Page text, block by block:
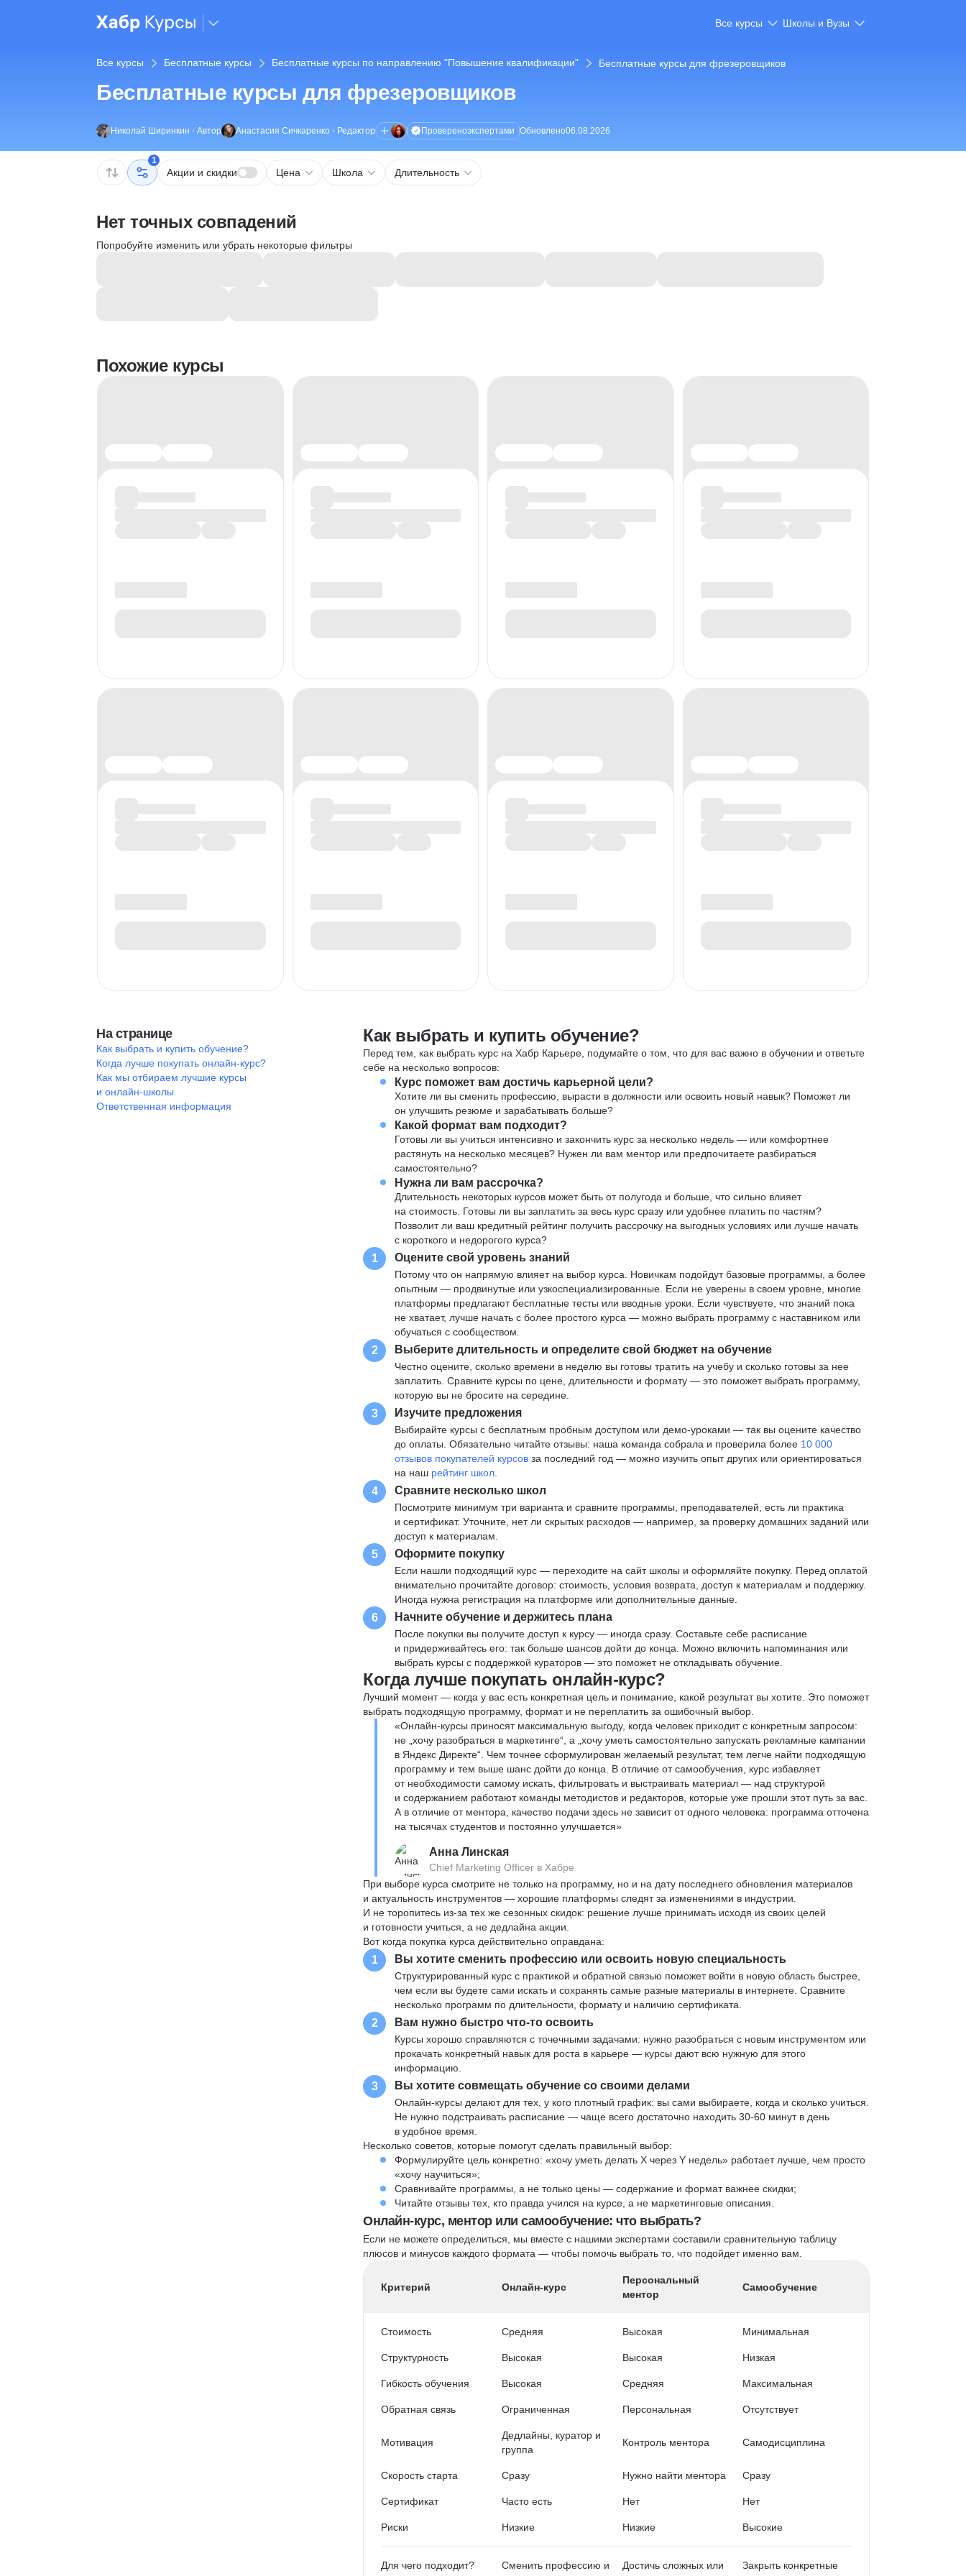
Все курсы Школы и Вузы
Все курсы Бесплатные курсы Бесплатные курсы по направлению "Повышение квалификации" Бесплатные курсы для фрезеровщиков
Бесплатные курсы для фрезеровщиков
Николай Ширинкин • Автор Анастасия Сичкаренко • Редактор Провереноэкспертами Обновлено06.08.2026
1
Акции и скидки Цена Школа Длительность
Нет точных совпадений
Попробуйте изменить или убрать некоторые фильтры
Похожие курсы
На странице
Как выбрать и купить обучение?
Когда лучше покупать онлайн-курс?
Как мы отбираем лучшие курсы
и онлайн-школы
Ответственная информация
Как выбрать и купить обучение?
Перед тем, как выбрать курс на Хабр Карьере, подумайте о том, что для вас важно в обучении и ответьте
себе на несколько вопросов:
Курс поможет вам достичь карьерной цели?
Хотите ли вы сменить профессию, вырасти в должности или освоить новый навык? Поможет ли
он улучшить резюме и зарабатывать больше?
Какой формат вам подходит?
Готовы ли вы учиться интенсивно и закончить курс за несколько недель — или комфортнее
растянуть на несколько месяцев? Нужен ли вам ментор или предпочитаете разбираться
самостоятельно?
Нужна ли вам рассрочка?
Длительность некоторых курсов может быть от полугода и больше, что сильно влияет
на стоимость. Готовы ли вы заплатить за весь курс сразу или удобнее платить по частям?
Позволит ли ваш кредитный рейтинг получить рассрочку на выгодных условиях или лучше начать
с короткого и недорогого курса?
1 Оцените свой уровень знаний
Потому что он напрямую влияет на выбор курса. Новичкам подойдут базовые программы, а более
опытным — продвинутые или узкоспециализированные. Если не уверены в своем уровне, многие
платформы предлагают бесплатные тесты или вводные уроки. Если чувствуете, что знаний пока
не хватает, лучше начать с более простого курса — можно выбрать программу с наставником или
обучаться с сообществом.
2 Выберите длительность и определите свой бюджет на обучение
Честно оцените, сколько времени в неделю вы готовы тратить на учебу и сколько готовы за нее
заплатить. Сравните курсы по цене, длительности и формату — это поможет выбрать программу,
которую вы не бросите на середине.
3 Изучите предложения
Выбирайте курсы с бесплатным пробным доступом или демо-уроками — так вы оцените качество
до оплаты. Обязательно читайте отзывы: наша команда собрала и проверила более 10 000
отзывов покупателей курсовза последний год — можно изучить опыт других или ориентироваться
на наш рейтинг школ
4 Сравните несколько школ
Посмотрите минимум три варианта и сравните программы, преподавателей, есть ли практика
и сертификат. Уточните, нет ли скрытых расходов — например, за проверку домашних заданий или
доступ к материалам.
5 Оформите покупку
Если нашли подходящий курс — переходите на сайт школы и оформляйте покупку. Перед оплатой
внимательно прочитайте договор: стоимость, условия возврата, доступ к материалам и поддержку.
Иногда нужна регистрация на платформе или дополнительные данные.
6 Начните обучение и держитесь плана
После покупки вы получите доступ к курсу — иногда сразу. Составьте себе расписание
и придерживайтесь его: так больше шансов дойти до конца. Можно включить напоминания или
выбрать курсы с поддержкой кураторов — это поможет не откладывать обучение.
Когда лучше покупать онлайн-курс?
Лучший момент — когда у вас есть конкретная цель и понимание, какой результат вы хотите. Это поможет
выбрать подходящую программу, формат и не переплатить за ошибочный выбор.
«Онлайн-курсы приносят максимальную выгоду, когда человек приходит с конкретным запросом:
не „хочу разобраться в маркетинге“, а „хочу уметь самостоятельно запускать рекламные кампании
в Яндекс Директе“. Чем точнее сформулирован желаемый результат, тем легче найти подходящую
программу и тем выше шанс дойти до конца. В отличие от самообучения, курс избавляет
от необходимости самому искать, фильтровать и выстраивать материал — над структурой
и содержанием работают команды методистов и редакторов, которые уже прошли этот путь за вас.
А в отличие от ментора, качество подачи здесь не зависит от одного человека: программа отточена
на тысячах студентов и постоянно улучшается»
Анна Линская
Chief Marketing Officer в Хабре
При выборе курса смотрите не только на программу, но и на дату последнего обновления материалов
и актуальность инструментов — хорошие платформы следят за изменениями в индустрии.
И не торопитесь из-за тех же сезонных скидок: решение лучше принимать исходя из своих целей
и готовности учиться, а не дедлайна акции.
Вот когда покупка курса действительно оправдана:
1 Вы хотите сменить профессию или освоить новую специальность
Структурированный курс с практикой и обратной связью поможет войти в новую область быстрее,
чем если вы будете сами искать и сохранять самые разные материалы в интернете. Сравните
несколько программ по длительности, формату и наличию сертификата.
2 Вам нужно быстро что-то освоить
Курсы хорошо справляются с точечными задачами: нужно разобраться с новым инструментом или
прокачать конкретный навык для роста в карьере — курсы дают всю нужную для этого
информацию.
3 Вы хотите совмещать обучение со своими делами
Онлайн-курсы делают для тех, у кого плотный график: вы сами выбираете, когда и сколько учиться.
Не нужно подстраивать расписание — чаще всего достаточно находить 30-60 минут в день
в удобное время.
Несколько советов, которые помогут сделать правильный выбор:
Формулируйте цель конкретно: «хочу уметь делать X через Y недель» работает лучше, чем просто
«хочу научиться»;
Сравнивайте программы, а не только цены — содержание и формат важнее скидки;
Читайте отзывы тех, кто правда учился на курсе, а не маркетинговые описания.
Онлайн-курс, ментор или самообучение: что выбрать?
Если не можете определиться, мы вместе с нашими экспертами составили сравнительную таблицу
плюсов и минусов каждого формата — чтобы помочь выбрать то, что подойдет именно вам.
Критерий Онлайн-курс
Персональный
ментор
Самообучение
Стоимость Средняя Высокая Минимальная
Структурность Высокая Высокая Низкая
Гибкость обучения Высокая Средняя Максимальная
Обратная связь Ограниченная Персональная Отсутствует
Мотивация
Дедлайны, куратор и
группа
Контроль ментора Самодисциплина
Скорость старта Сразу Нужно найти ментора Сразу
Сертификат Часто есть Нет Нет
Риски Низкие Низкие Высокие
Для чего подходит?
Сменить профессию и
Достичь сложных или
Закрыть конкретные